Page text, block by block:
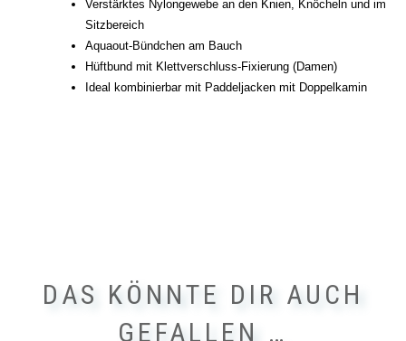
Verstärktes Nylongewebe an den Knien, Knöcheln und im
Sitzbereich
Aquaout-Bündchen am Bauch
Hüftbund mit Klettverschluss-Fixierung (Damen)
Ideal kombinierbar mit Paddeljacken mit Doppelkamin
DAS KÖNNTE DIR AUCH
GEFALLEN …